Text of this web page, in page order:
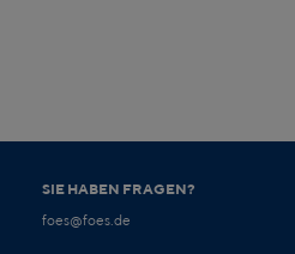
SIE HABEN FRAGEN?
foes@foes.de